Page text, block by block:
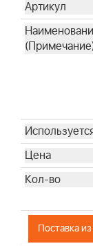
Поставка